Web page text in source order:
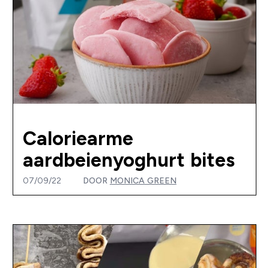
Caloriearme
aardbeienyoghurt bites
07/09/22 DOOR MONICA GREEN